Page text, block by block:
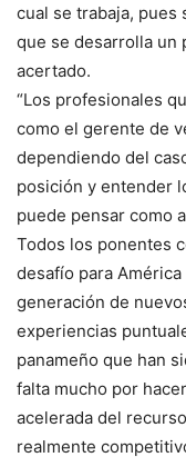
cual se trabaja,
que se desarrolla un
acertado.
“Los profesionales
como el gerente de
dependiendo del
posición y entender
puede pensar como
Todos los ponentes
desafío para
generación de
experiencias
panameño que han
falta mucho por
acelerada del
realmente